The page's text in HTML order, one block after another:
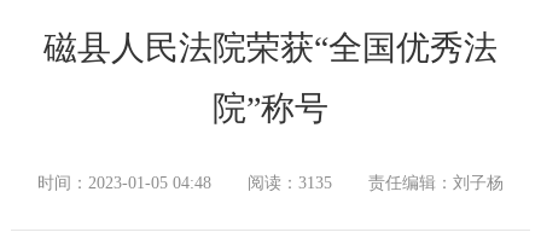
磁县人民法院荣获“全国优秀法
院”称号
时间：2023-01-05 04:48 阅读：3135 责任编辑：刘子杨